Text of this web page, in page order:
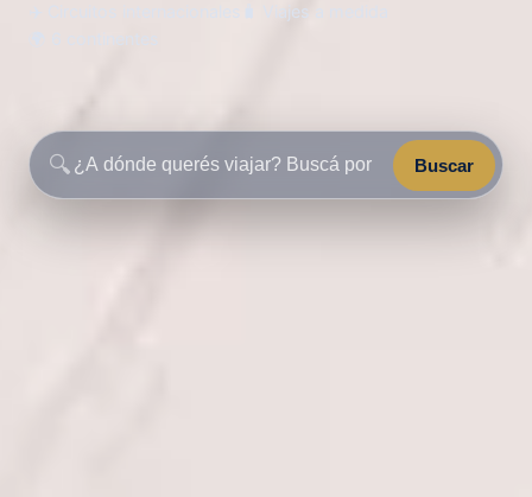
🧳 Viajes a medida
🔍 Buscar